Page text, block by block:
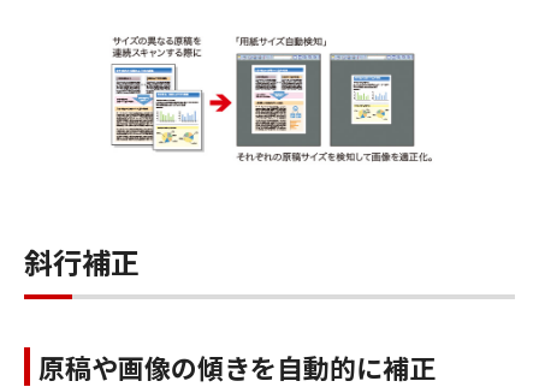
斜行補正
原稿や画像の傾きを自動的に補正